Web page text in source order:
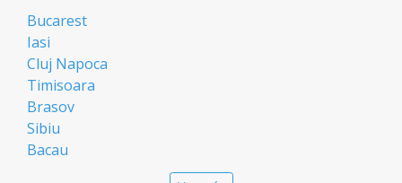
Bucarest
Iasi
Cluj Napoca
Timisoara
Brasov
Sibiu
Bacau